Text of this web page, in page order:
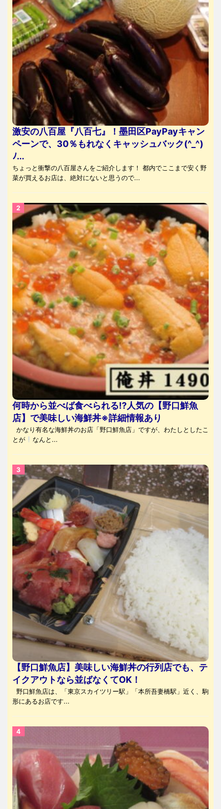
激安の八百屋『八百七』！墨田区PayPayキャン
ペーンで、30％もれなくキャッシュバック(^_^)
ﾉ...
ちょっと衝撃の八百屋さんをご紹介します！ 都内でここまで安く野
菜が買えるお店は、絶対にないと思うので...
何時から並べば食べられる⁉人気の【野口鮮魚
店】で美味しい海鮮丼※詳細情報あり
かなり有名な海鮮丼のお店「野口鮮魚店」ですが、わたしとしたこ
とが
なんと...
【野口鮮魚店】美味しい海鮮丼の行列店でも、テ
イクアウトなら並ばなくてOK！
野口鮮魚店は、「東京スカイツリー駅」「本所吾妻橋駅」近く、駒
形にあるお店です...